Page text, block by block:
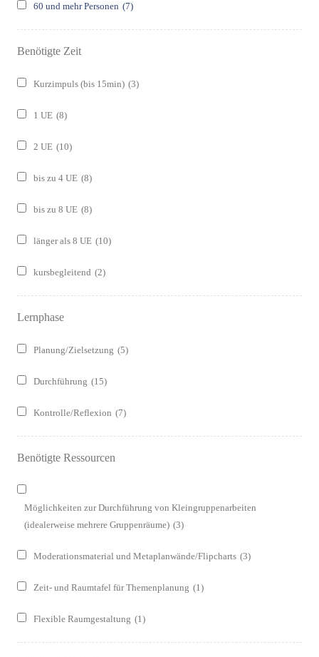
60 und mehr Personen (7)
Benötigte Zeit
Kurzimpuls (bis 15min) (3)
1 UE (8)
2 UE (10)
bis zu 4 UE (8)
bis zu 8 UE (8)
länger als 8 UE (10)
kursbegleitend (2)
Lernphase
Planung/Zielsetzung (5)
Durchführung (15)
Kontrolle/Reflexion (7)
Benötigte Ressourcen
Möglichkeiten zur Durchführung von Kleingruppenarbeiten
(idealerweise mehrere Gruppenräume) (3)
Moderationsmaterial und Metaplanwände/Flipcharts (3)
Zeit- und Raumtafel für Themenplanung (1)
Flexible Raumgestaltung (1)